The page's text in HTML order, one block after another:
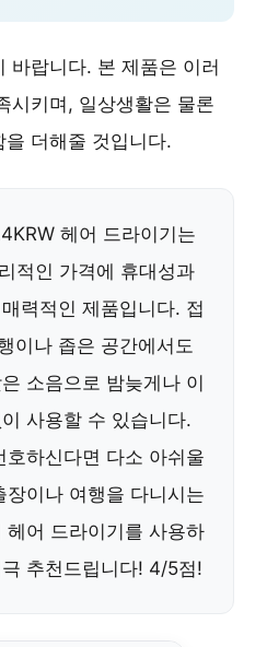
바랍니다. 본 제품은 이러
시키며, 일상생활은 물론
더해줄 것입니다.
헤어 드라이기는
적인 가격에 휴대성과
력적인 제품입니다. 접
이나 좁은 공간에서도
소음으로 밤늦게나 이
사용할 수 있습니다.
하신다면 다소 아쉬울
이나 여행을 다니시는
헤어 드라이기를 사용하
추천드립니다! 4/5점!